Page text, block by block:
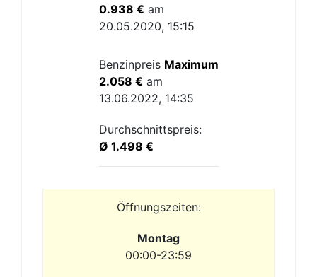
0.938 € am
20.05.2020, 15:15
Benzinpreis Maximum
2.058 € am
13.06.2022, 14:35
Durchschnittspreis:
Ø 1.498 €
Öffnungszeiten:
Montag
00:00-23:59